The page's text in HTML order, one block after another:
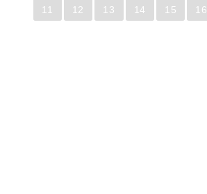
11 12 13 14 15 16